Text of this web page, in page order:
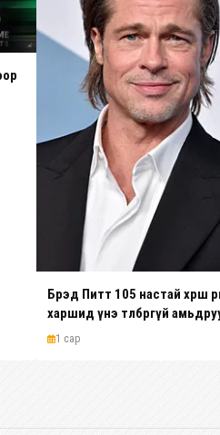
Брэд Питт 105 настай хөршөө
харшид үнэ төлбөргүй
байжээ
1 сар